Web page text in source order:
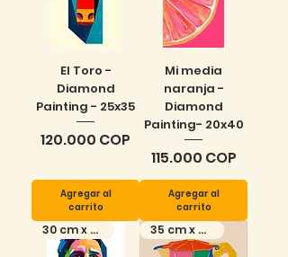
El Toro -
Diamond
Painting - 25x35
Precio
120.000 COP
Agregar al
carrito
Mi media
naranja -
Diamond
Painting- 20x40
Precio
115.000 COP
Agregar al
carrito
30 cm x 40cm 35 cm x 35 cm